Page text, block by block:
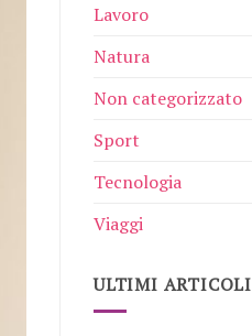
Lavoro
Natura
Non categorizzato
Sport
Tecnologia
Viaggi
ULTIMI ARTICOLI